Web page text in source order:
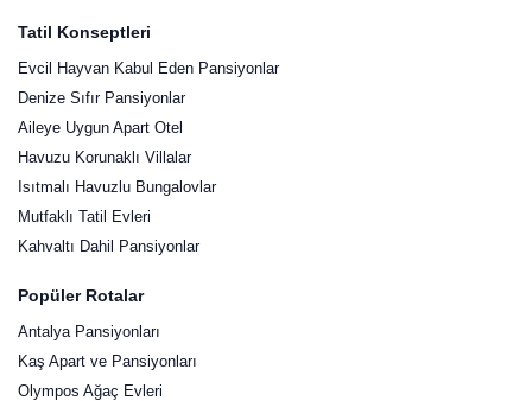
Tatil Konseptleri
Evcil Hayvan Kabul Eden Pansiyonlar
Denize Sıfır Pansiyonlar
Aileye Uygun Apart Otel
Havuzu Korunaklı Villalar
Isıtmalı Havuzlu Bungalovlar
Mutfaklı Tatil Evleri
Kahvaltı Dahil Pansiyonlar
Popüler Rotalar
Antalya Pansiyonları
Kaş Apart ve Pansiyonları
Olympos Ağaç Evleri